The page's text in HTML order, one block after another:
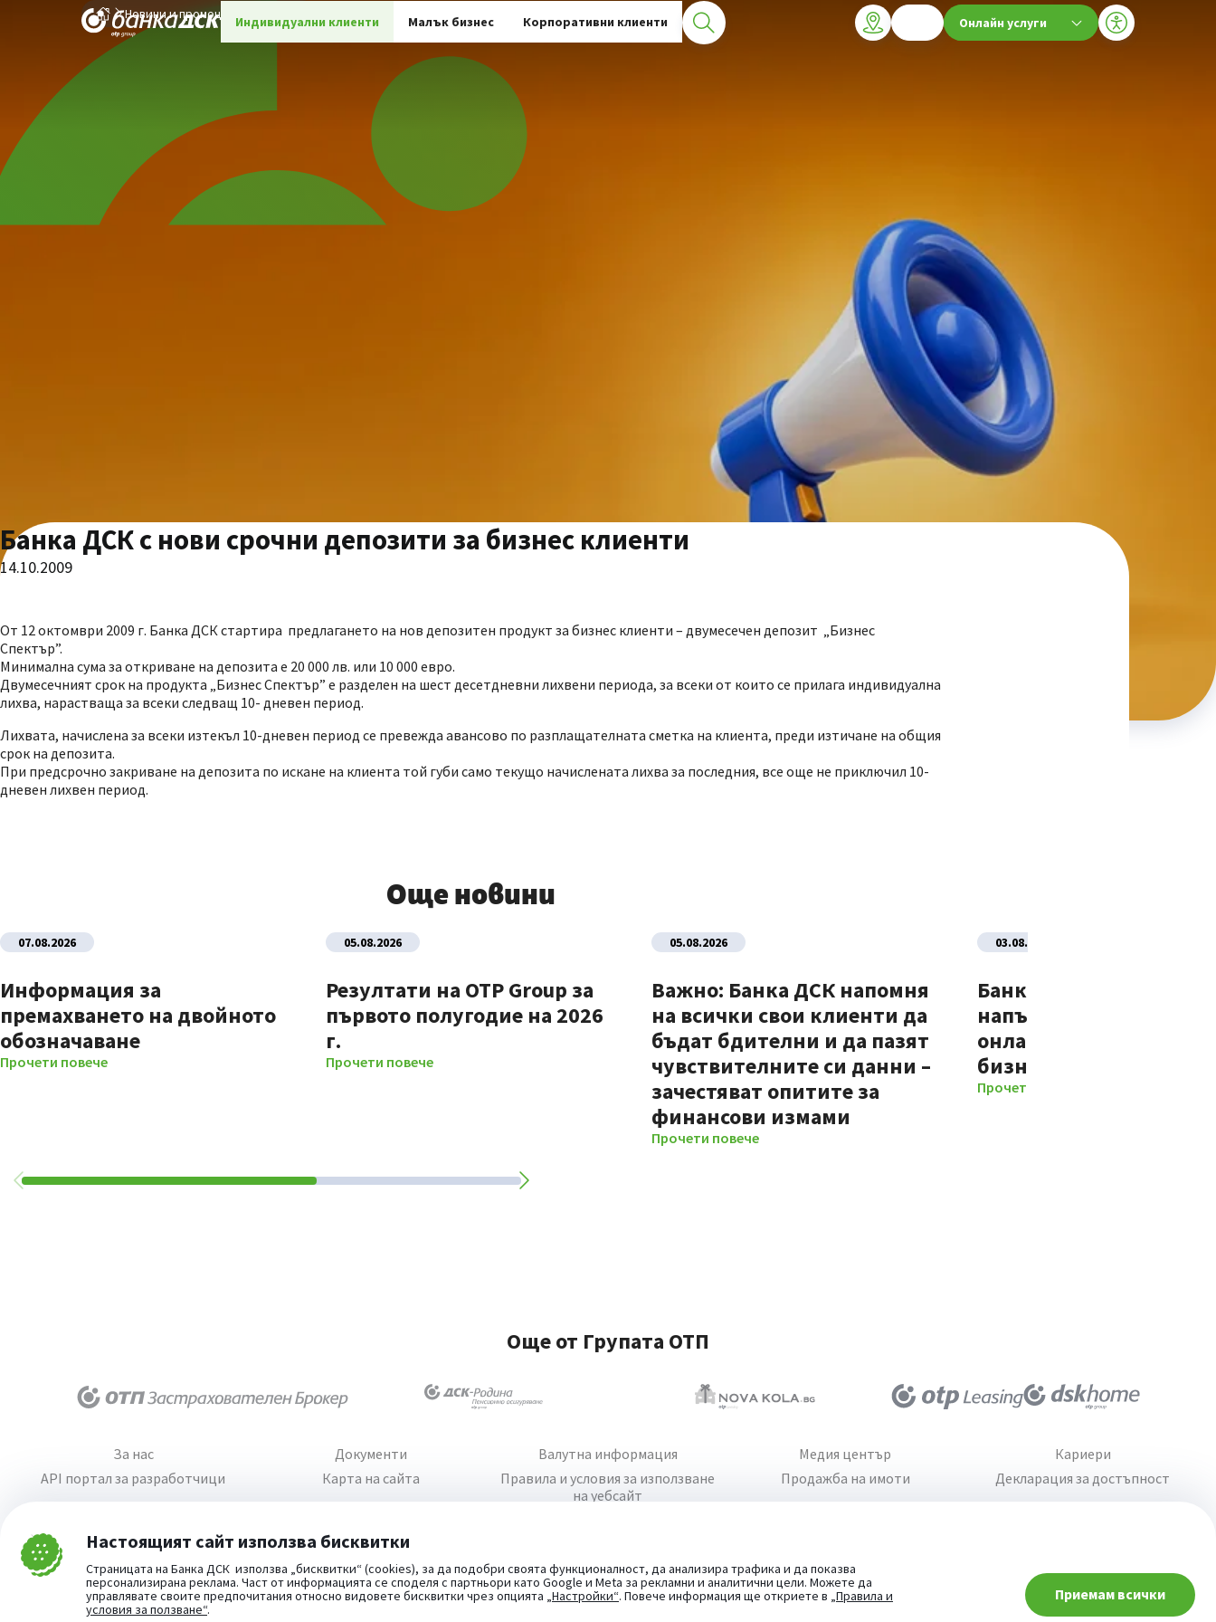
Затвори Настоящият сайт използва бисквитки
Страницата на Банка ДСК използва „бисквитки“ (cookies), за да подобри своята функционалност, да анализира трафика и да показва
персонализирана реклама. Част от информацията се споделя с партньори като Google и Meta за рекламни и аналитични цели. Можете да
управлявате своите предпочитания относно видовете бисквитки чрез опцията „Настройки“. Повече информация ще откриете в „Правила и
условия за ползване“.
Приемам всички
Индивидуални клиенти Малък бизнес Корпоративни клиенти Онлайн услуги
Новини и промоции
Банка ДСК с нови срочни депозити за бизнес клиенти
14.10.2009
От 12 октомври 2009 г. Банка ДСК стартира предлагането на нов депозитен продукт за бизнес клиенти – двумесечен депозит „Бизнес
Спектър”.
Минимална сума за откриване на депозита е 20 000 лв. или 10 000 евро.
Двумесечният срок на продукта „Бизнес Спектър” е разделен на шест десетдневни лихвени периода, за всеки от които се прилага индивидуална
лихва, нарастваща за всеки следващ 10- дневен период.
Лихвата, начислена за всеки изтекъл 10-дневен период се превежда авансово по разплащателната сметка на клиента, преди изтичане на общия
срок на депозита.
При предсрочно закриване на депозита по искане на клиента той губи само текущо начислената лихва за последния, все още не приключил 10-
дневен лихвен период.
Още новини
07.08.2026
Информация за
премахването на двойното
обозначаване
Прочети повече
05.08.2026
Резултати на OTP Group за
първото полугодие на 2026
г.
Прочети повече
05.08.2026
Важно: Банка ДСК напомня
на всички свои клиенти да
бъдат бдителни и да пазят
чувствителните си данни –
зачестяват опитите за
финансови измами
Прочети повече
03.08.2026
Банка ДСК стартира
напълно
онлайн процес за нови
бизнес клиенти
Прочети повече
Още от Групата ОТП
За нас
API портал за разработчици
Документи
Карта на сайта
Валутна информация
Правила и условия за използване
на уебсайт
Медия център
Продажба на имоти
Кариери
Декларация за достъпност
При въпроси -
попитай AI асистента ни
Cookie consent change